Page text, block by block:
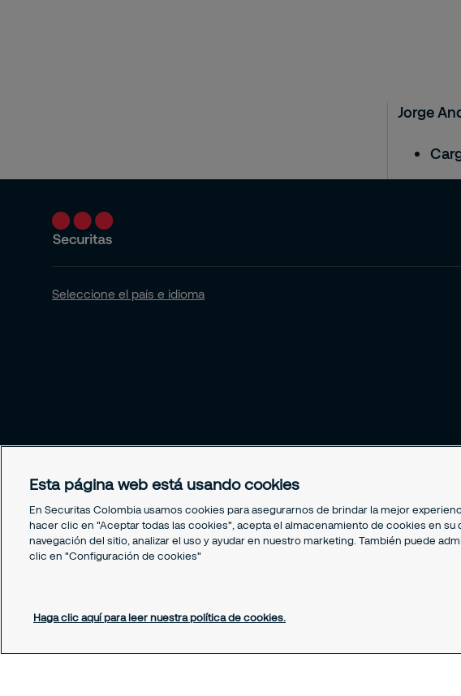
Jorge
Seleccione el país e idioma
Esta página web está usando cookies
En Securitas Colombia usamos cookies para asegurarnos de brindar la mejor
hacer clic en "Aceptar todas las cookies", acepta el almacenamiento de cookies en su
navegación del sitio, analizar el uso y ayudar en nuestro marketing. También puede
clic en "Configuración de cookies"
Haga clic aquí para leer nuestra política de cookies.